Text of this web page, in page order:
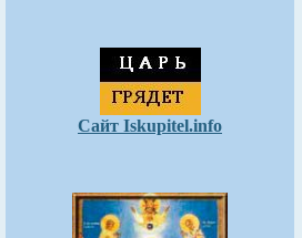
Сайт Iskupitel.info